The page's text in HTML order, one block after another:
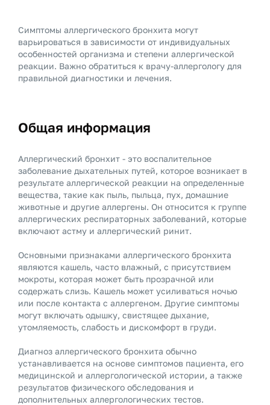
Симптомы аллергического бронхита могут
варьироваться в зависимости от индивидуальных
особенностей организма и степени аллергической
реакции. Важно обратиться к врачу-аллергологу для
правильной диагностики и лечения.
Общая информация
Аллергический бронхит - это воспалительное
заболевание дыхательных путей, которое возникает в
результате аллергической реакции на определенные
вещества, такие как пыль, пыльца, пух, домашние
животные и другие аллергены. Он относится к группе
аллергических респираторных заболеваний, которые
включают астму и аллергический ринит.
Основными признаками аллергического бронхита
являются кашель, часто влажный, с присутствием
мокроты, которая может быть прозрачной или
содержать слизь. Кашель может усиливаться ночью
или после контакта с аллергеном. Другие симптомы
могут включать одышку, свистящее дыхание,
утомляемость, слабость и дискомфорт в груди.
Диагноз аллергического бронхита обычно
устанавливается на основе симптомов пациента, его
медицинской и аллергологической истории, а также
результатов физического обследования и
дополнительных аллергологических тестов.